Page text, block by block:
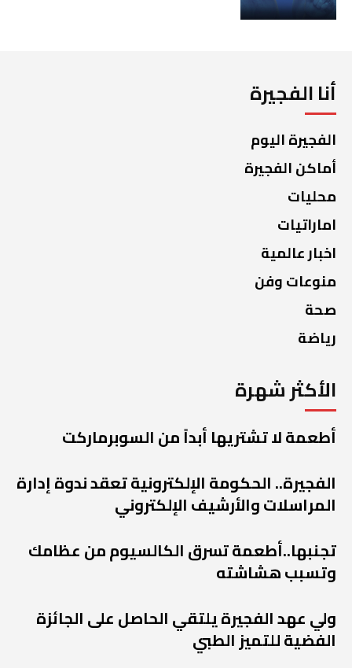
أنا الفجيرة
الفجيرة اليوم
أماكن الفجيرة
محليات
اماراتيات
اخبار عالمية
منوعات وفن
صحة
رياضة
الأكثر شهرة
أطعمة لا تشتريها أبداً من السوبرماركت
الفجيرة.. الحكومة الإلكترونية تعقد ندوة إدارة
المراسلات والأرشيف الإلكتروني
تجنبها..أطعمة تسرق الكالسيوم من عظامك
وتسبب هشاشته
ولي عهد الفجيرة يلتقي الحاصل على الجائزة
الفضية للتميز الطبي